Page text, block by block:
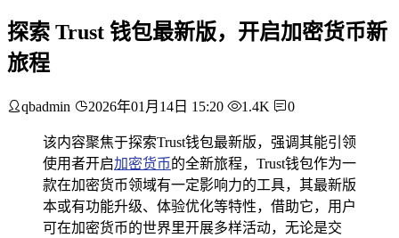
探索 Trust 钱包最新版，开启加密货币新
旅程
qbadmin 2026年01月14日 15:20 1.4K 0
该内容聚焦于探索Trust钱包最新版，强调其能引领
使用者开启加密货币的全新旅程，Trust钱包作为一
款在加密货币领域有一定影响力的工具，其最新版
本或有功能升级、体验优化等特性，借助它，用户
可在加密货币的世界里开展多样活动，无论是交